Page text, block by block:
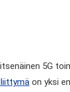
5G
liittymä on yksi